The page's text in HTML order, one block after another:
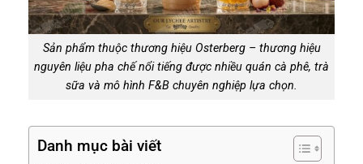
Sản phẩm thuộc thương hiệu Osterberg – thương hiệu
nguyên liệu pha chế nổi tiếng được nhiều quán cà phê, trà
sữa và mô hình F&B chuyên nghiệp lựa chọn.
Danh mục bài viết